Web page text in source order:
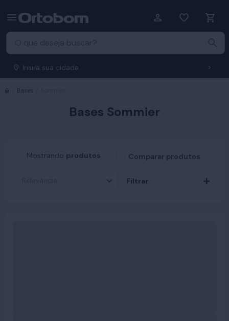
Insira sua cidade
Início
Bases
Bases Sommier
Mostrando produtos Comparar produtos
Filtrar